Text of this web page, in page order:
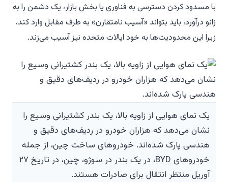
با مسدود کردن دسترسی به فناوری یا بخش بازار، یک دشمن را به
زانو درآورد، باید بتواند «آسیب نامتقارن» به طرف مقابل وارد کند،
زیرا این محدودیت‌ها به خود ایالات متحده نیز آسیب می‌زند.
یک نمای هوایی از زاویه بالا، یک بندر کشتیرانی وسیع را
نشان می‌دهد که هزاران خودرو در ردیف‌های دقیق و
هندسی پارک شده‌اند. خودروهای ساخت چین، از جمله
خودروهای BYD، در یک بندر در سوژو، چین، در تاریخ ۲۷
آوریل منتظر انتقال برای صادرات هستند.